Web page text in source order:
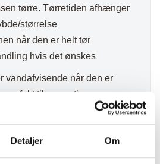
Detaljer Om
tørre. Tørretiden afhænger
størrelse
når den er helt tør
hvis det ønskes
vandafvisende når den er
til reparationer